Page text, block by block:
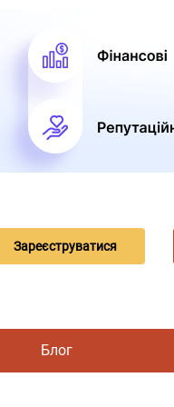
Зареєструватися
Блог